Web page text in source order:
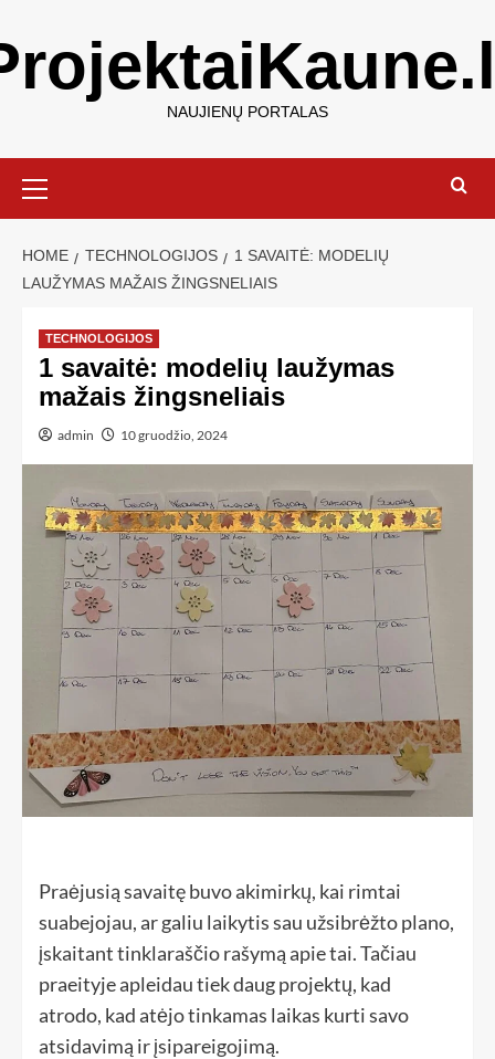
NAUJIENŲ PORTALAS
HOME TECHNOLOGIJOS
1 SAVAITĖ: MODELIŲ
LAUŽYMAS MAŽAIS ŽINGSNELIAIS
TECHNOLOGIJOS
1 savaitė: modelių laužymas
mažais žingsneliais
admin 10 gruodžio, 2024
Praėjusią savaitę buvo akimirkų, kai rimtai
suabejojau, ar galiu laikytis sau užsibrėžto plano,
įskaitant tinklaraščio rašymą apie tai. Tačiau
praeityje apleidau tiek daug projektų, kad
atrodo, kad atėjo tinkamas laikas kurti savo
atsidavimą ir įsipareigojimą.